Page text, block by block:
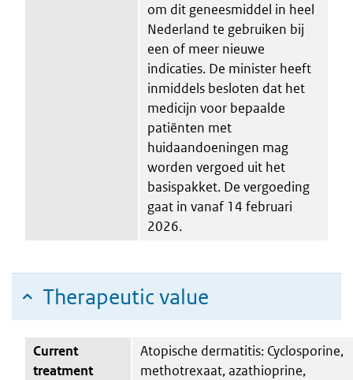
om dit geneesmiddel in heel
Nederland te gebruiken bij
een of meer nieuwe
indicaties. De minister heeft
inmiddels besloten dat het
medicijn voor bepaalde
patiënten met
huidaandoeningen mag
worden vergoed uit het
basispakket. De vergoeding
gaat in vanaf 14 februari
2026.
Therapeutic value
Current
treatment
Atopische dermatitis: Cyclosporine,
methotrexaat, azathioprine,